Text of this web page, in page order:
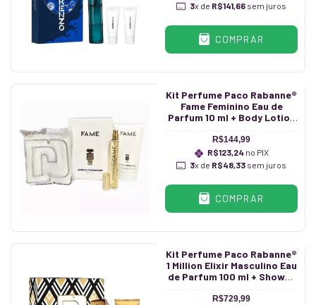
3x de R$141,66 sem juros
COMPRAR
Kit Perfume Paco Rabanne®
Fame Feminino Eau de
Parfum 10 ml + Body Lotion
R$144,99
R$123,24 no PIX
3x de R$48,33 sem juros
COMPRAR
Kit Perfume Paco Rabanne®
1 Million Elixir Masculino Eau
de Parfum 100 ml + Shower
R$729,99